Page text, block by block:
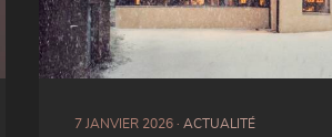
7 JANVIER 2026 · ACTUALITÉ